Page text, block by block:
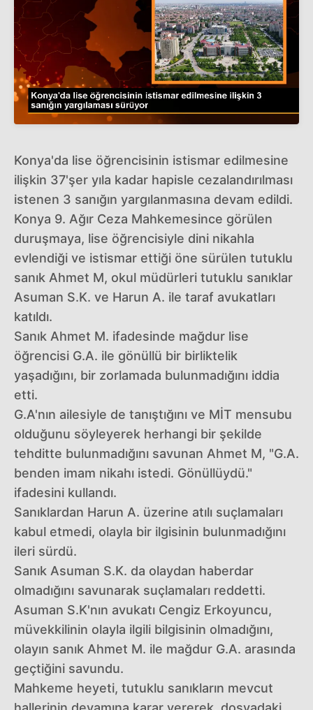
Konya'da lise öğrencisinin istismar edilmesine
ilişkin 37'şer yıla kadar hapisle cezalandırılması
istenen 3 sanığın yargılanmasına devam edildi.
Konya 9. Ağır Ceza Mahkemesince görülen
duruşmaya, lise öğrencisiyle dini nikahla
evlendiği ve istismar ettiği öne sürülen tutuklu
sanık Ahmet M, okul müdürleri tutuklu sanıklar
Asuman S.K. ve Harun A. ile taraf avukatları
katıldı.
Sanık Ahmet M. ifadesinde mağdur lise
öğrencisi G.A. ile gönüllü bir birliktelik
yaşadığını, bir zorlamada bulunmadığını iddia
etti.
G.A'nın ailesiyle de tanıştığını ve MİT mensubu
olduğunu söyleyerek herhangi bir şekilde
tehditte bulunmadığını savunan Ahmet M, "G.A.
benden imam nikahı istedi. Gönüllüydü."
ifadesini kullandı.
Sanıklardan Harun A. üzerine atılı suçlamaları
kabul etmedi, olayla bir ilgisinin bulunmadığını
ileri sürdü.
Sanık Asuman S.K. da olaydan haberdar
olmadığını savunarak suçlamaları reddetti.
Asuman S.K'nın avukatı Cengiz Erkoyuncu,
müvekkilinin olayla ilgili bilgisinin olmadığını,
olayın sanık Ahmet M. ile mağdur G.A. arasında
geçtiğini savundu.
Mahkeme heyeti, tutuklu sanıkların mevcut